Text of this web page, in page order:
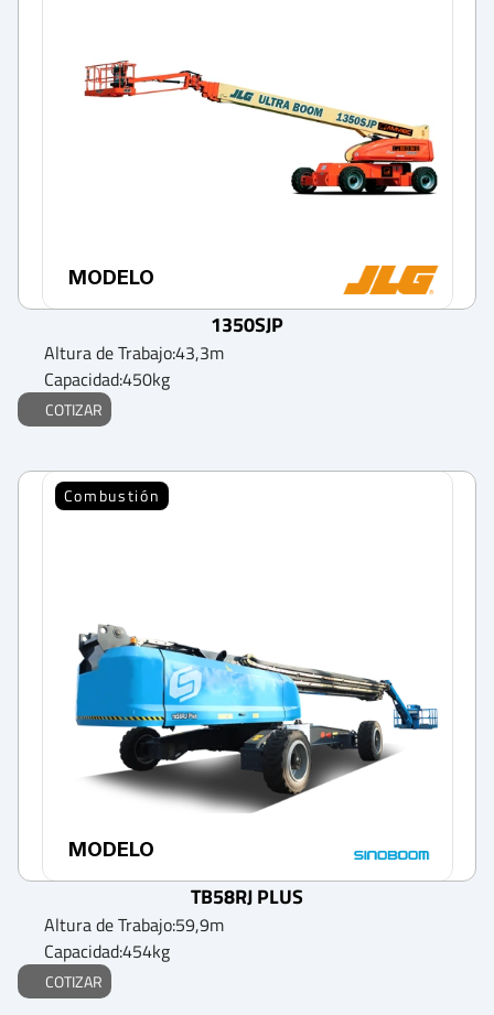
MODELO
1350SJP
Altura de Trabajo:43,3m
Capacidad:450kg
COTIZAR
Combustión
MODELO
TB58RJ PLUS
Altura de Trabajo:59,9m
Capacidad:454kg
COTIZAR